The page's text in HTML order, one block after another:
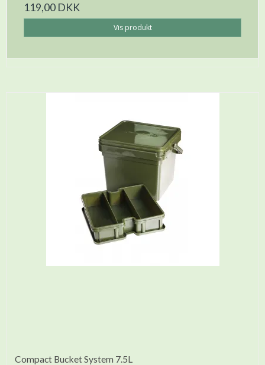
119,00 DKK
Vis produkt
Compact Bucket System 7.5L